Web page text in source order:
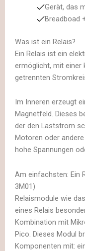
Gerät, das
Breadboad
Was ist ein Relais?
Ein Relais ist ein
ermöglicht, mit einer
getrennten
Im Inneren erzeugt
Magnetfeld. Dieses
der den Laststrom
Motoren oder
hohe Spannungen
Am einfachsten: Ein
3M01)
Relaismodule wie das
eines Relais
Kombination mit
Pico. Dieses Modul
Komponenten mit: